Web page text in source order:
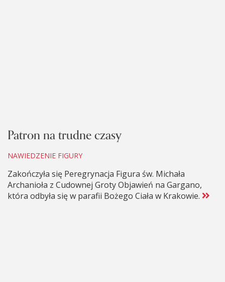
Patron na trudne czasy
NAWIEDZENIE FIGURY
Zakończyła się Peregrynacja Figura św. Michała
Archanioła z Cudownej Groty Objawień na Gargano,
która odbyła się w parafii Bożego Ciała w Krakowie.